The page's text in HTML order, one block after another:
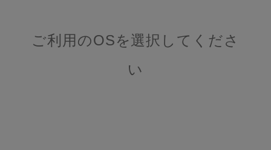
ご利用のOSを選択してくださ
い